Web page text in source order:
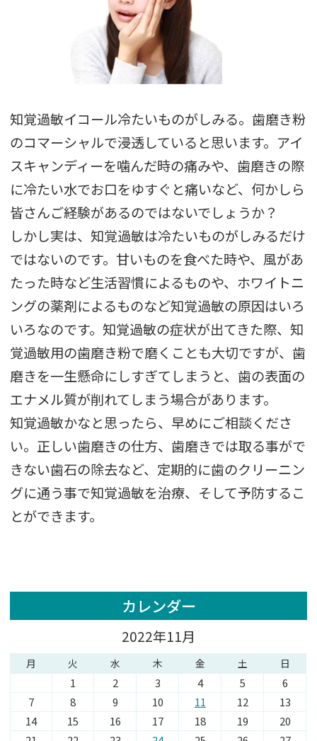
知覚過敏イコール冷たいものがしみる。歯磨き粉
のコマーシャルで浸透していると思います。アイ
スキャンディーを噛んだ時の痛みや、歯磨きの際
に冷たい水でお口をゆすぐと痛いなど、何かしら
皆さんご経験があるのではないでしょうか？
しかし実は、知覚過敏は冷たいものがしみるだけ
ではないのです。甘いものを食べた時や、風があ
たった時など生活習慣によるものや、ホワイトニ
ングの薬剤によるものなど知覚過敏の原因はいろ
いろなのです。知覚過敏の症状が出てきた際、知
覚過敏用の歯磨き粉で磨くことも大切ですが、歯
磨きを一生懸命にしすぎてしまうと、歯の表面の
エナメル質が削れてしまう場合があります。
知覚過敏かなと思ったら、早めにご相談くださ
い。正しい歯磨きの仕方、歯磨きでは取る事がで
きない歯石の除去など、定期的に歯のクリーニン
グに通う事で知覚過敏を治療、そして予防するこ
とができます。
カレンダー
2022年11月
月 火 水 木 金 土 日
1 2 3 4 5
6
7
8 9 10 11 12
13
14
15 16 17 18 19
20